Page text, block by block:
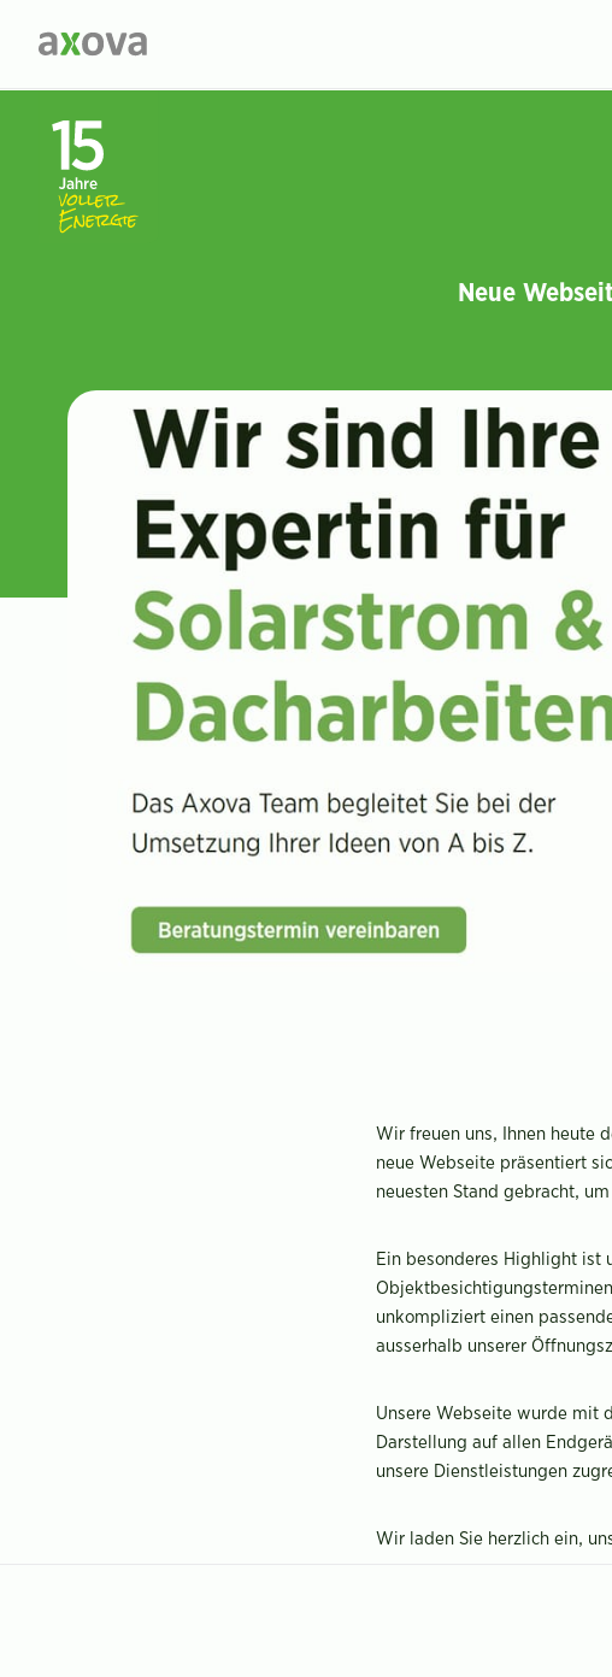
Neue
Wir freuen uns, Ihnen heute
neue Webseite präsentiert
neuesten Stand gebracht,
Ein besonderes Highlight ist
unkompliziert einen
ausserhalb unserer
Unsere Webseite wurde mit
Darstellung auf allen
unsere Dienstleistungen
Wir laden Sie herzlich ein,